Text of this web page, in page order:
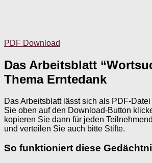
PDF Download
Das Arbeitsblatt
Thema Erntedank
Das Arbeitsblatt lässt sich als PDF-
Sie oben auf den Download-Button
kopieren Sie dann für jeden
und verteilen Sie auch bitte Stifte.
So funktioniert diese